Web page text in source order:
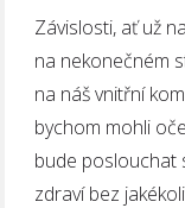
Závislosti, ať už
na nekonečném
na náš vnitřní
bychom mohli
bude poslouchat
zdraví bez